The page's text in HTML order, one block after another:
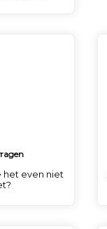
het even niet